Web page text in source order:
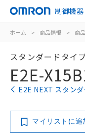
制御機器
ホーム > 商品情報 > 商
スタンダードタイ
E2E-
E2E NEXT スタン
マイリストに追